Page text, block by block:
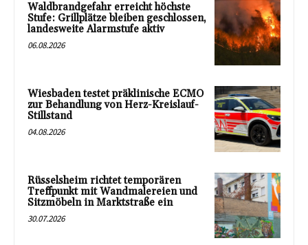
Waldbrandgefahr erreicht höchste
Stufe: Grillplätze bleiben geschlossen,
landesweite Alarmstufe aktiv
06.08.2026
Wiesbaden testet präklinische ECMO
zur Behandlung von Herz-Kreislauf-
Stillstand
04.08.2026
Rüsselsheim richtet temporären
Treffpunkt mit Wandmalereien und
Sitzmöbeln in Marktstraße ein
30.07.2026